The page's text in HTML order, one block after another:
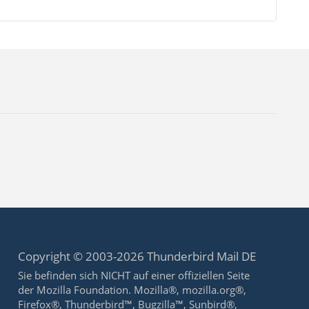
Copyright © 2003-2026 Thunderbird Mail DE
Sie befinden sich NICHT auf einer offiziellen Seite
der Mozilla Foundation. Mozilla®, mozilla.org®,
Firefox®, Thunderbird™, Bugzilla™, Sunbird®,